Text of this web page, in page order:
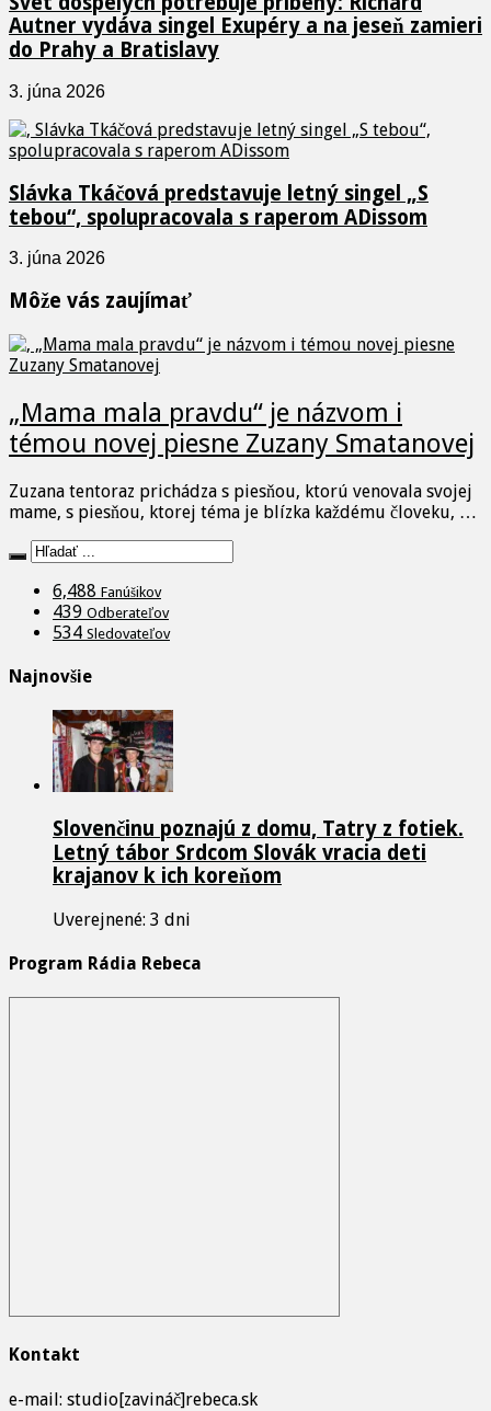
Autner vydáva singel Exupéry a na jeseň zamieri
do Prahy a Bratislavy
3. júna 2026
Slávka Tkáčová predstavuje letný singel „S
tebou“, spolupracovala s raperom ADissom
3. júna 2026
Môže vás zaujímať
„Mama mala pravdu“ je názvom i
témou novej piesne Zuzany Smatanovej
Zuzana tentoraz prichádza s piesňou, ktorú venovala svojej
mame, s piesňou, ktorej téma je blízka každému človeku, …
6,488 Fanúšikov
439 Odberateľov
534 Sledovateľov
Najnovšie
Slovenčinu poznajú z domu, Tatry z fotiek.
Letný tábor Srdcom Slovák vracia deti
krajanov k ich koreňom
Uverejnené: 3 dni
Program Rádia Rebeca
Kontakt
e-mail: studio[zavináč]rebeca.sk